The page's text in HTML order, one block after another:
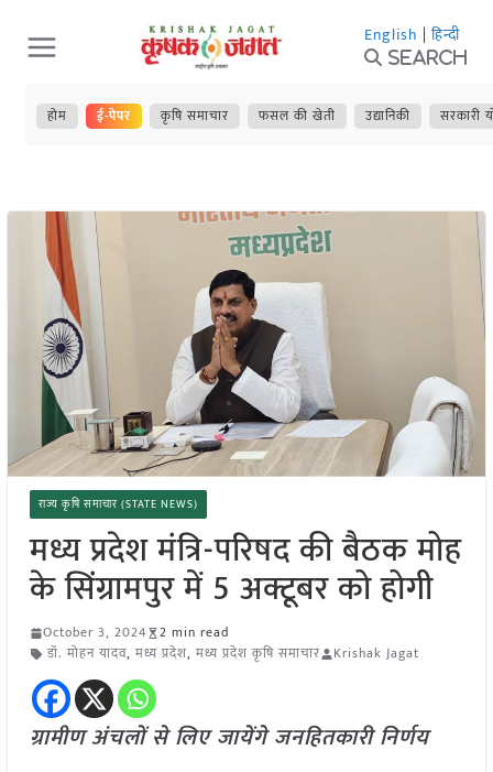
Skip
to
content
English | हिन्दी
Search
होम ई-पेपर कृषि समाचार फसल की खेती उद्यानिकी सरकारी
राज्य कृषि समाचार (STATE NEWS)
मध्य प्रदेश मंत्रि-परिषद की बैठक मोह
के सिंग्रामपुर में 5 अक्टूबर को होगी
October 3, 2024
2 min read
डॉ. मोहन यादव, मध्य प्रदेश, मध्य प्रदेश कृषि समाचार Krishak Jagat
ग्रामीण अंचलों से लिए जायेंगे जनहितकारी निर्णय